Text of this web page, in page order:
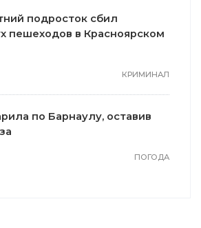
подросток сбил
пешеходов в Красноярском
КРИМИНАЛ
по Барнаулу, оставив
ПОГОДА